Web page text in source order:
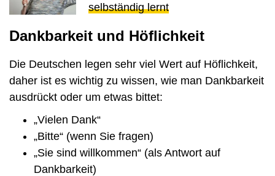
selbständig lernt
Dankbarkeit und Höflichkeit
Die Deutschen legen sehr viel Wert auf Höflichkeit,
daher ist es wichtig zu wissen, wie man Dankbarkeit
ausdrückt oder um etwas bittet:
„Vielen Dank“
„Bitte“ (wenn Sie fragen)
„Sie sind willkommen“ (als Antwort auf
Dankbarkeit)